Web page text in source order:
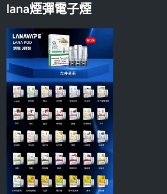
lana煙彈電子煙